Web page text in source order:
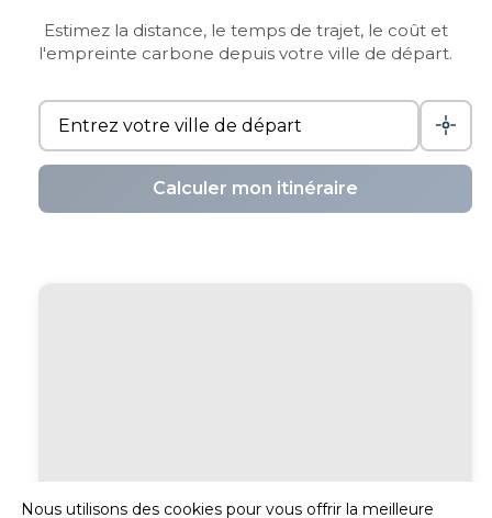
Estimez la distance, le temps de trajet, le coût et
l'empreinte carbone depuis votre ville de départ.
Calculer mon itinéraire
Nous utilisons des cookies pour vous offrir la meilleure